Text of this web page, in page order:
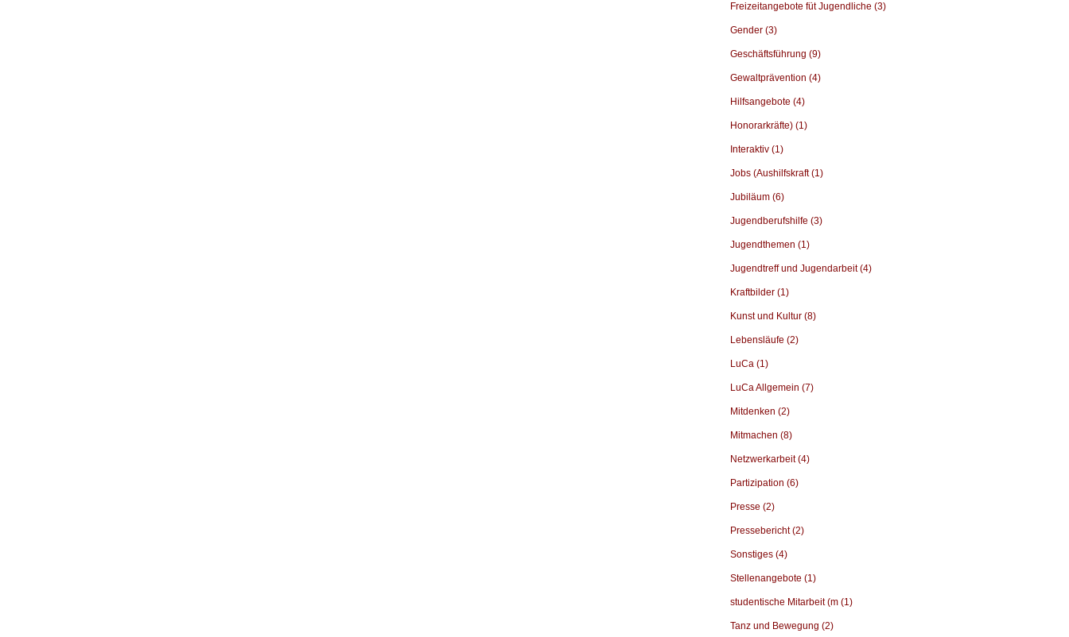
Freizeitangebote füt Jugendliche (3)
Gender (3)
Geschäftsführung (9)
Gewaltprävention (4)
Hilfsangebote (4)
Honorarkräfte) (1)
Interaktiv (1)
Jobs (Aushilfskraft (1)
Jubiläum (6)
Jugendberufshilfe (3)
Jugendthemen (1)
Jugendtreff und Jugendarbeit (4)
Kraftbilder (1)
Kunst und Kultur (8)
Lebensläufe (2)
LuCa (1)
LuCa Allgemein (7)
Mitdenken (2)
Mitmachen (8)
Netzwerkarbeit (4)
Partizipation (6)
Presse (2)
Pressebericht (2)
Sonstiges (4)
Stellenangebote (1)
studentische Mitarbeit (m (1)
Tanz und Bewegung (2)